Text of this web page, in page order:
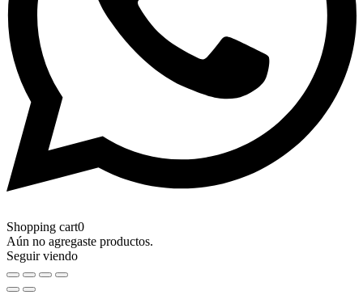
Shopping cart0
Aún no agregaste productos.
Seguir viendo